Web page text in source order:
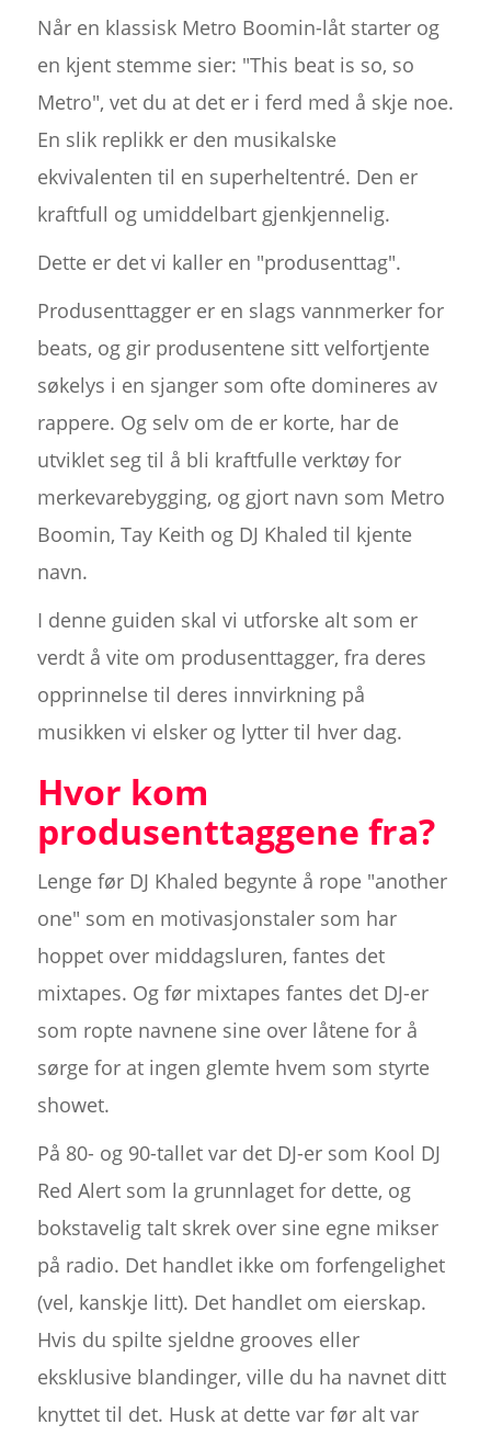
Når en klassisk Metro Boomin-låt starter og
en kjent stemme sier: "This beat is so, so
Metro", vet du at det er i ferd med å skje noe.
En slik replikk er den musikalske
ekvivalenten til en superheltentré. Den er
kraftfull og umiddelbart gjenkjennelig.
Dette er det vi kaller en "produsenttag".
Produsenttagger er en slags vannmerker for
beats, og gir produsentene sitt velfortjente
søkelys i en sjanger som ofte domineres av
rappere. Og selv om de er korte, har de
utviklet seg til å bli kraftfulle verktøy for
merkevarebygging, og gjort navn som Metro
Boomin, Tay Keith og DJ Khaled til kjente
navn.
I denne guiden skal vi utforske alt som er
verdt å vite om produsenttagger, fra deres
opprinnelse til deres innvirkning på
musikken vi elsker og lytter til hver dag.
Hvor kom
produsenttaggene fra?
Lenge før DJ Khaled begynte å rope "another
one" som en motivasjonstaler som har
hoppet over middagsluren, fantes det
mixtapes. Og før mixtapes fantes det DJ-er
som ropte navnene sine over låtene for å
sørge for at ingen glemte hvem som styrte
showet.
På 80- og 90-tallet var det DJ-er som Kool DJ
Red Alert som la grunnlaget for dette, og
bokstavelig talt skrek over sine egne mikser
på radio. Det handlet ikke om forfengelighet
(vel, kanskje litt). Det handlet om eierskap.
Hvis du spilte sjeldne grooves eller
eksklusive blandinger, ville du ha navnet ditt
knyttet til det. Husk at dette var før alt var